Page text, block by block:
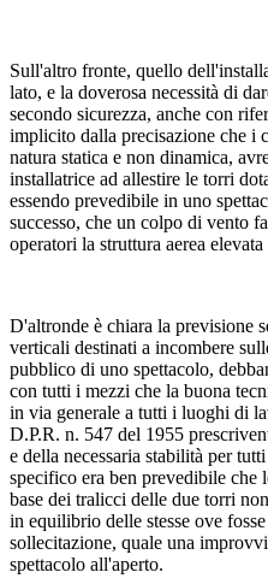
Sull'altro fronte, quello
lato, e la doverosa necessità di
secondo sicurezza, anche con
implicito dalla precisazione che i
natura statica e non dinamica,
installatrice ad allestire le torri
essendo prevedibile in uno
successo, che un colpo di vento
operatori la struttura aerea
D'altronde è chiara la previsione
verticali destinati a incombere
pubblico di uno spettacolo,
con tutti i mezzi che la buona
in via generale a tutti i luoghi di
D.P.R. n. 547 del 1955
e della necessaria stabilità per
specifico era ben prevedibile che
base dei tralicci delle due torri
in equilibrio delle stesse ove
sollecitazione, quale una
spettacolo all'aperto.